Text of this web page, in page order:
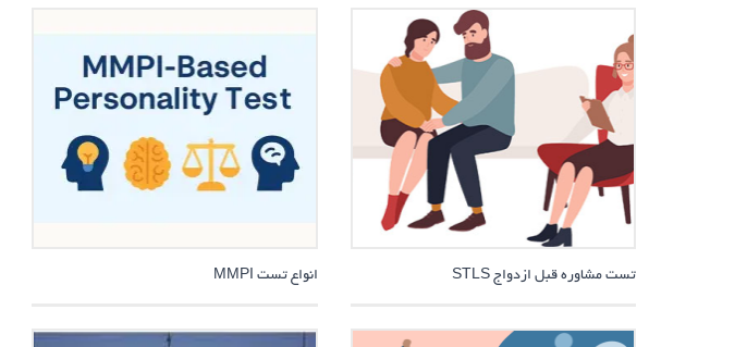
تست مشاوره قبل ازدواج STLS انواع تست MMPI